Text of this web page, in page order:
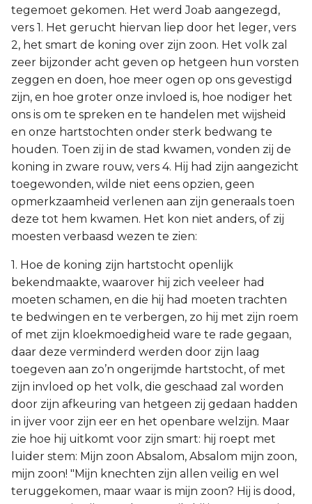
tegemoet gekomen. Het werd Joab aangezegd,
vers 1. Het gerucht hiervan liep door het leger, vers
2, het smart de koning over zijn zoon. Het volk zal
zeer bijzonder acht geven op hetgeen hun vorsten
zeggen en doen, hoe meer ogen op ons gevestigd
zijn, en hoe groter onze invloed is, hoe nodiger het
ons is om te spreken en te handelen met wijsheid
en onze hartstochten onder sterk bedwang te
houden. Toen zij in de stad kwamen, vonden zij de
koning in zware rouw, vers 4. Hij had zijn aangezicht
toegewonden, wilde niet eens opzien, geen
opmerkzaamheid verlenen aan zijn generaals toen
deze tot hem kwamen. Het kon niet anders, of zij
moesten verbaasd wezen te zien:
1. Hoe de koning zijn hartstocht openlijk
bekendmaakte, waarover hij zich veeleer had
moeten schamen, en die hij had moeten trachten
te bedwingen en te verbergen, zo hij met zijn roem
of met zijn kloekmoedigheid ware te rade gegaan,
daar deze verminderd werden door zijn laag
toegeven aan zo’n ongerijmde hartstocht, of met
zijn invloed op het volk, die geschaad zal worden
door zijn afkeuring van hetgeen zij gedaan hadden
in ijver voor zijn eer en het openbare welzijn. Maar
zie hoe hij uitkomt voor zijn smart: hij roept met
luider stem: Mijn zoon Absalom, Absalom mijn zoon,
mijn zoon! "Mijn knechten zijn allen veilig en wel
teruggekomen, maar waar is mijn zoon? Hij is dood,